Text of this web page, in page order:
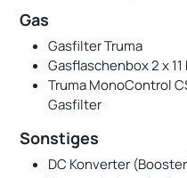
Gas
Gasfilter Truma
Gasflaschenbox 2 x 11
Truma MonoControl
Gasfilter
Sonstiges
DC Konverter